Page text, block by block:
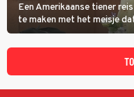
Een Amerikaanse tiener
te maken met het meisje